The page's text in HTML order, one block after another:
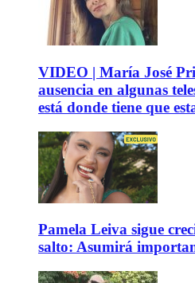
VIDEO | María José
ausencia en algunas
está donde tiene que
Pamela Leiva sigue
salto: Asumirá